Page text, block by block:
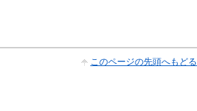
このページの先頭へもどる